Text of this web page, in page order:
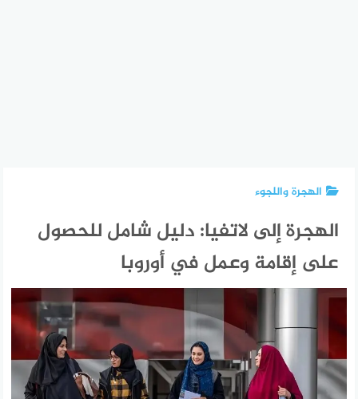
الهجرة واللجوء
الهجرة إلى لاتفيا: دليل شامل للحصول
على إقامة وعمل في أوروبا